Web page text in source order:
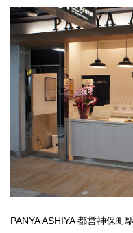
PANYA ASHIYA 都営神保町